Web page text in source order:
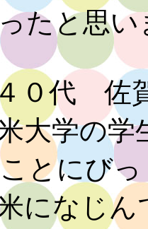
思い
佐賀
学生さ
とにび
んでく